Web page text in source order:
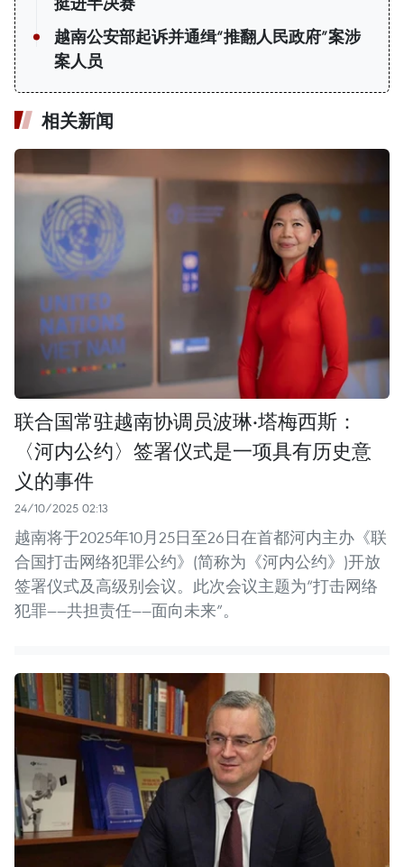
越南公安部起诉并通缉“推翻人民政府”案涉
案人员
相关新闻
联合国常驻越南协调员波琳·塔梅西斯：
〈河内公约〉签署仪式是一项具有历史意
义的事件
24/10/2025 02:13
越南将于2025年10月25日至26日在首都河内主办《联
合国打击网络犯罪公约》(简称为《河内公约》)开放
签署仪式及高级别会议。此次会议主题为“打击网络
犯罪——共担责任——面向未来”。